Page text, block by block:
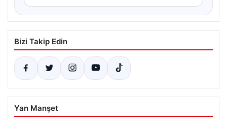
Bizi Takip Edin
Yan Manşet